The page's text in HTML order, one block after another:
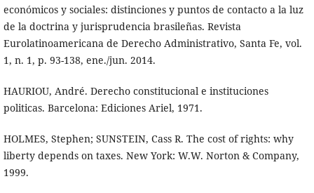
económicos y sociales: distinciones y puntos de contacto a la luz
de la doctrina y jurisprudencia brasileñas. Revista
Eurolatinoamericana de Derecho Administrativo, Santa Fe, vol.
1, n. 1, p. 93-138, ene./jun. 2014.
HAURIOU, André. Derecho constitucional e instituciones
politicas. Barcelona: Ediciones Ariel, 1971.
HOLMES, Stephen; SUNSTEIN, Cass R. The cost of rights: why
liberty depends on taxes. New York: W.W. Norton & Company,
1999.